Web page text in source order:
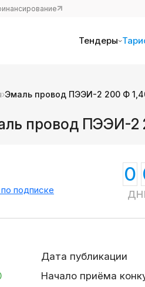
Тендеры
›Эмаль провод ПЭЭИ-2 200 Ф
провод ПЭЭИ-2
подписке
0
Дата публикации
Начало приёма